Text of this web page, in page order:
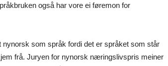
også har vore ei føremon for
som språk fordi det er språket som står
frå. Juryen for nynorsk næringslivspris meiner